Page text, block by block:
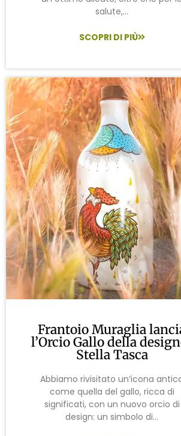
salute,...
SCOPRI DI PIÙ
Frantoio Muraglia
l’Orcio Gallo della
Stella Tasca
Abbiamo rivisitato un’icona
come quella del gallo, ricca di
significati, con un nuovo orcio di
design: un simbolo di...